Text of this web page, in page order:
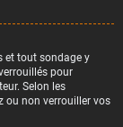
et tout sondage y
pour
Selon les
ou non verrouiller vos